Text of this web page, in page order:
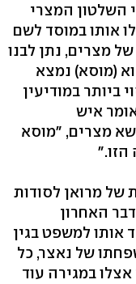
השלטון המצרי
אותו במוסד לשם
מצרים, נתן לבנו
(מוסא) נמצא
במודיעין
איש
מצרים, "מוסא
של מרואן לסודות
האחרון
אותו למשפט בגין
של נאצר, כל
במגירה עוד